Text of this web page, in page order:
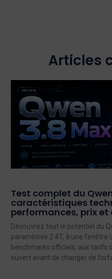
Articles
Test complet du
caractéristiques
performances, prix
Découvrez tout le potentiel du
paramètres 2.4T, à une fenêtre
benchmarks officiels, aux tarifs
ouvert avant de changer de